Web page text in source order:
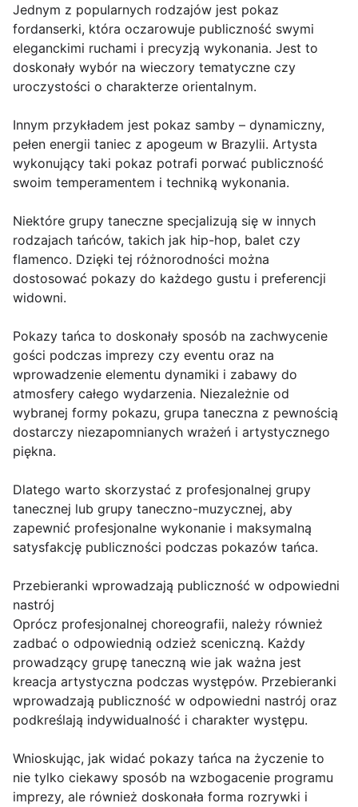
Jednym z popularnych rodzajów jest pokaz
fordanserki, która oczarowuje publiczność swymi
eleganckimi ruchami i precyzją wykonania. Jest to
doskonały wybór na wieczory tematyczne czy
uroczystości o charakterze orientalnym.
Innym przykładem jest pokaz samby – dynamiczny,
pełen energii taniec z apogeum w Brazylii. Artysta
wykonujący taki pokaz potrafi porwać publiczność
swoim temperamentem i techniką wykonania.
Niektóre grupy taneczne specjalizują się w innych
rodzajach tańców, takich jak hip-hop, balet czy
flamenco. Dzięki tej różnorodności można
dostosować pokazy do każdego gustu i preferencji
widowni.
Pokazy tańca to doskonały sposób na zachwycenie
gości podczas imprezy czy eventu oraz na
wprowadzenie elementu dynamiki i zabawy do
atmosfery całego wydarzenia. Niezależnie od
wybranej formy pokazu, grupa taneczna z pewnością
dostarczy niezapomnianych wrażeń i artystycznego
piękna.
Dlatego warto skorzystać z profesjonalnej grupy
tanecznej lub grupy taneczno-muzycznej, aby
zapewnić profesjonalne wykonanie i maksymalną
satysfakcję publiczności podczas pokazów tańca.
Przebieranki wprowadzają publiczność w odpowiedni
nastrój
Oprócz profesjonalnej choreografii, należy również
zadbać o odpowiednią odzież sceniczną. Każdy
prowadzący grupę taneczną wie jak ważna jest
kreacja artystyczna podczas występów. Przebieranki
wprowadzają publiczność w odpowiedni nastrój oraz
podkreślają indywidualność i charakter występu.
Wnioskując, jak widać pokazy tańca na życzenie to
nie tylko ciekawy sposób na wzbogacenie programu
imprezy, ale również doskonała forma rozrywki i